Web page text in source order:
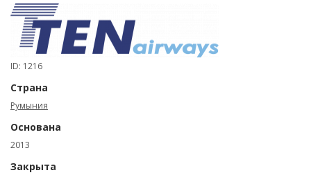
ID: 1216
Страна
Румыния
Основана
2013
Закрыта